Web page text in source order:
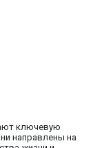
ключевую
направлены на